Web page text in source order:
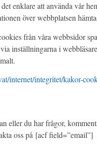
enklare att använda vår
över webbplatsen
från våra webbsidor
inställningarna i
internet/integritet/kakor-
eller du har frågor,
oss på [acf